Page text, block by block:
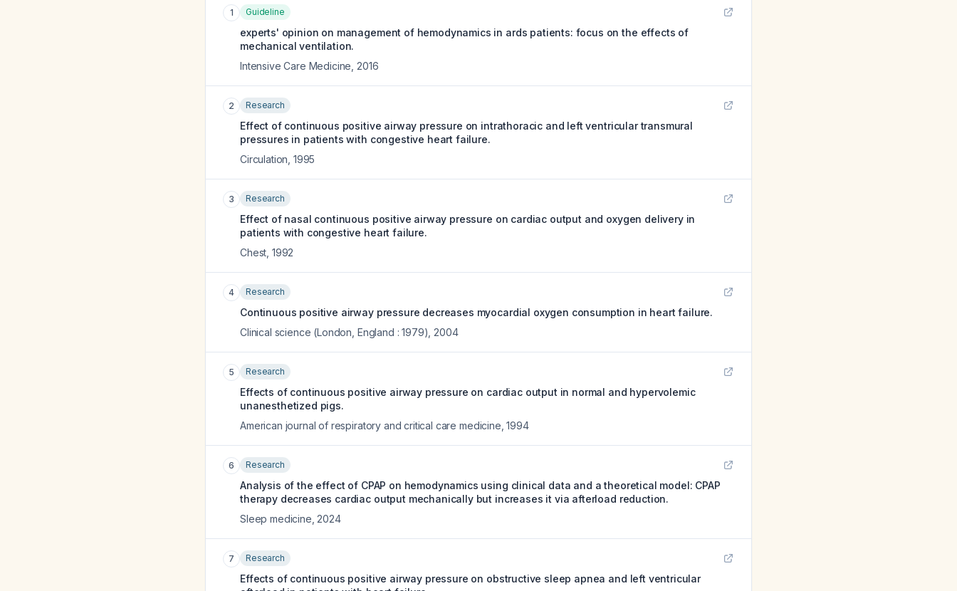
1 Guideline
experts' opinion on management of hemodynamics in ards patients: focus on the effects of
mechanical ventilation.
Intensive Care Medicine 2016
2 Research
Effect of continuous positive airway pressure on intrathoracic and left ventricular transmural
pressures in patients with congestive heart failure.
Circulation 1995
3 Research
Effect of nasal continuous positive airway pressure on cardiac output and oxygen delivery in
patients with congestive heart failure.
Chest 1992
4 Research
Continuous positive airway pressure decreases myocardial oxygen consumption in heart failure.
Clinical science (London, England : 1979) 2004
5 Research
Effects of continuous positive airway pressure on cardiac output in normal and hypervolemic
unanesthetized pigs.
American journal of respiratory and critical care medicine ,1994
6 Research
Analysis of the effect of CPAP on hemodynamics using clinical data and a theoretical model: CPAP
therapy decreases cardiac output mechanically but increases it via afterload reduction.
Sleep medicine 2024
7 Research
Effects of continuous positive airway pressure on obstructive sleep apnea and left ventricular